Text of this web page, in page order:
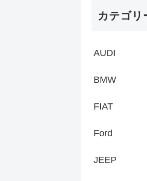
カテゴリ
AUDI
BMW
FIAT
Ford
JEEP